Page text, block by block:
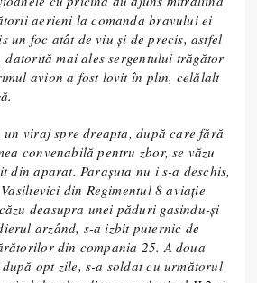
aerieni la comanda bravului ei
un foc atât de viu și de precis, astfel
mai ales sergentului trăgător
avion a fost lovit în plin, celălalt
viraj spre dreapta, după care fără
convenabilă pentru zbor, se văzu
din aparat. Parașuta nu i s-a deschis,
din Regimentul 8 aviație
deasupra unei păduri gasindu-și
arzând, s-a izbit puternic de
din compania 25. A doua
opt zile, s-a soldat cu următorul